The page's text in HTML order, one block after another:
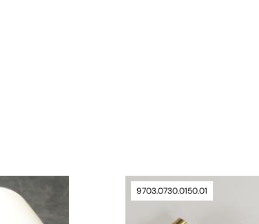
9703.0730.0150.01